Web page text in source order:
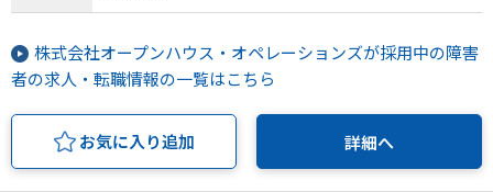
株式会社オープンハウス・オペレーションズが採用中の障害
者の求人・転職情報の一覧はこちら
お気に入り追加 詳細へ